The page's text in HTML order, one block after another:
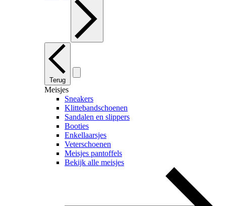
Terug
Meisjes
Sneakers
Klittebandschoenen
Sandalen en slippers
Booties
Enkellaarsjes
Veterschoenen
Meisjes pantoffels
Bekijk alle meisjes